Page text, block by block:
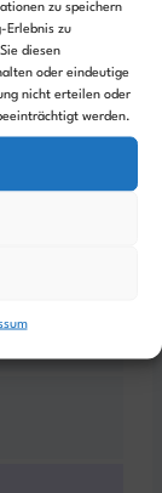
zu speichern
Erlebnis zu
diesen
oder eindeutige
nicht erteilen oder
werden.